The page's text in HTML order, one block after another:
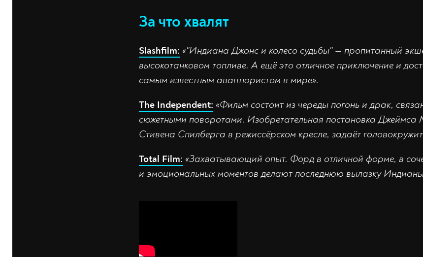
За что хвалят
Slashfilm: «"Индиана Джонс и колесо судьбы" — пропитанный
высокотанковом топливе. А ещё это отличное приключение и
самым известным авантюристом в мире».
The Independent: «Фильм состоит из череды погонь и драк,
сюжетными поворотами. Изобретательная постановка Джеймса
Стивена Спилберга в режиссёрском кресле, задаёт
Total Film: «Захватывающий опыт. Форд в отличной форме, в
и эмоциональных моментов делают последнюю вылазку